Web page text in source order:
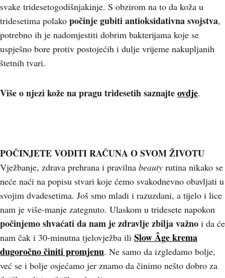
svake tridesetogodišnjakinje. S obzirom na to da koža u
tridesetima polako počinje gubiti antioksidativna svojstva,
potrebno ih je nadomjestiti dobrim bakterijama koje se
uspješno bore protiv postojećih i dulje vrijeme nakupljanih
štetnih tvari.
Više o njezi kože na pragu tridesetih saznajteovdje.
POČINJETE VODITI RAČUNA O SVOM ŽIVOTU
Vježbanje, zdrava prehrana i pravilna beauty rutina nikako se
neće naći na popisu stvari koje ćemo svakodnevno obavljati u
svojim dvadesetima. Još smo mladi i razuzdani, a tijelo i lice
nam je više-manje zategnuto. Ulaskom u tridesete napokon
počinjemo shvaćati da nam je zdravlje zbilja važno i da će
nam čak i 30-minutna tjelovježba ili Slow Âge krema
dugoročno činiti promjenu. Ne samo da izgledamo bolje,
već se i bolje osjećamo jer znamo da činimo nešto dobro za